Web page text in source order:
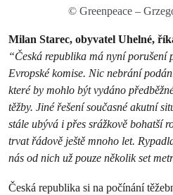
© Greenpeace –
Milan Starec, obyvatel Uhelné,
“Česká republika má nyní porušení
Evropské komise. Nic nebrání
které by mohlo být vydáno
těžby. Jiné řešení současné akutní
stále ubývá i přes srážkově bohatší
trvat řádově ještě mnoho let.
nás od nich už pouze několik set
Česká republika si na počínání